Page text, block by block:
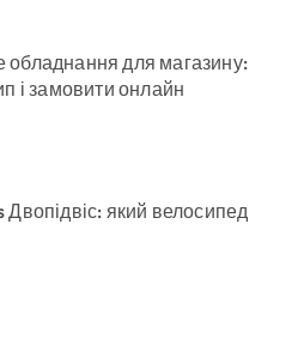
обладнання для магазину:
і замовити онлайн
який велосипед